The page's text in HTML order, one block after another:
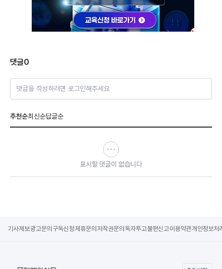
댓글0
댓글을 작성하려면 로그인해주세요
추천순최신순답글순
표시할 댓글이 없습니다
기사제보광고문의 구독신청제휴문의 저작권문의 독자투고불편신고이용약관개인정보처